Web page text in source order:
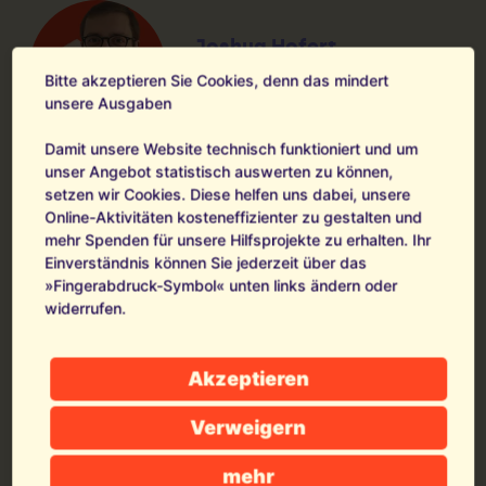
Joshua Hofert
Terre des Hommes e.V.
Solidarität nicht kaputtsparen!
– Internationale Hilfe stärken!
An: Bundeskanzler Merz,
Fraktionsvorsitzenden Spahn
(CDU/CSU) und Miersch (SPD).
Krisen und Konflikte spitzen sich
Bitte akzeptieren Sie Cookies, denn das mindert
unsere Ausgaben
Damit unsere Website technisch funktioniert und um
unser Angebot statistisch auswerten zu können,
setzen wir Cookies. Diese helfen uns dabei, unsere
Online-Aktivitäten kosteneffizienter zu gestalten und
mehr Spenden für unsere Hilfsprojekte zu erhalten. Ihr
Einverständnis können Sie jederzeit über das
»Fingerabdruck-Symbol« unten links ändern oder
widerrufen.
Akzeptieren
Verweigern
mehr